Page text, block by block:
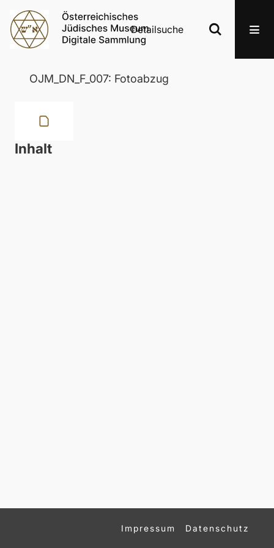
Detailsuche
OJM_DN_F_007: Fotoabzug
Inhalt
Impressum Datenschutz